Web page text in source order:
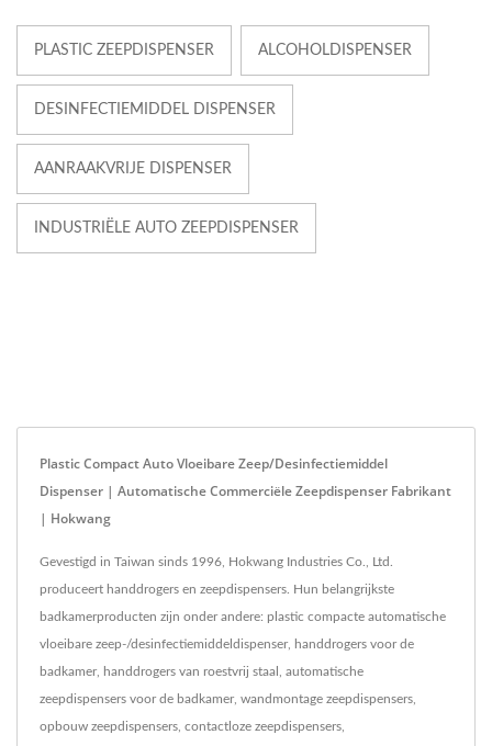
PLASTIC ZEEPDISPENSER ALCOHOLDISPENSER
DESINFECTIEMIDDEL DISPENSER
AANRAAKVRIJE DISPENSER
INDUSTRIËLE AUTO ZEEPDISPENSER
Plastic Compact Auto Vloeibare Zeep/Desinfectiemiddel
Dispenser | Automatische Commerciële Zeepdispenser Fabrikant
| Hokwang
Gevestigd in Taiwan sinds 1996, Hokwang Industries Co., Ltd.
produceert handdrogers en zeepdispensers. Hun belangrijkste
badkamerproducten zijn onder andere: plastic compacte automatische
vloeibare zeep-/desinfectiemiddeldispenser, handdrogers voor de
badkamer, handdrogers van roestvrij staal, automatische
zeepdispensers voor de badkamer, wandmontage zeepdispensers,
opbouw zeepdispensers, contactloze zeepdispensers,